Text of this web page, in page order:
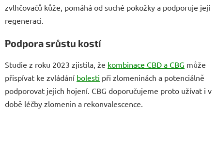
zvlhčovačů kůže, pomáhá od suché pokožky a podporuje její
regeneraci.
Podpora srůstu kostí
Studie z roku 2023 zjistila, že kombinace CBD a CBG může
přispívat ke zvládání bolesti při zlomeninách a potenciálně
podporovat jejich hojení. CBG doporučujeme proto užívat i v
době léčby zlomenin a rekonvalescence.